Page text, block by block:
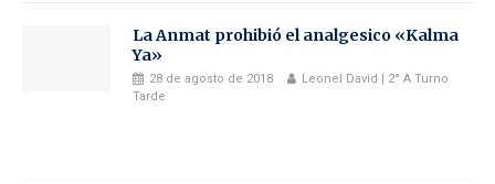
La Anmat prohibió el analgesico «Kalma
Ya»
28 de agosto de 2018
Leonel David | 2° A Turno
Tarde